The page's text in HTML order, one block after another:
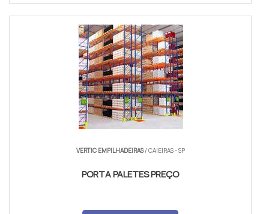
VERTIC EMPILHADEIRAS/ CAIEIRAS - SP
PORTA PALETES PREÇO